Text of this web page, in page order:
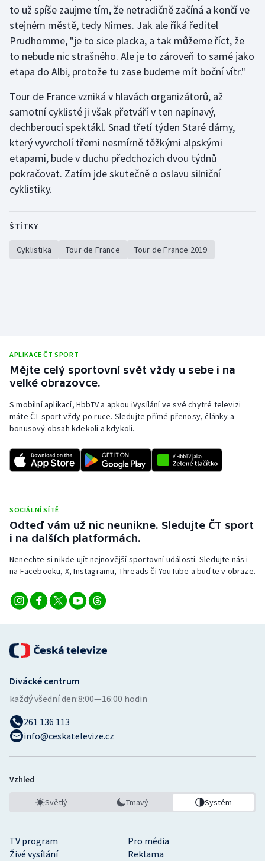
to už spíše zaujme tím, že netradičně začíná a končí ve
stejném městě, tedy Nimes. Jak ale říká ředitel
Prudhomme, "je to sice placka, a tak můžeme říct, že
to nebude nic strašného. Ale je to zároveň to samé jako
etapa do Albi, protože tu zase budeme mít boční vítr."
Tour de France vzniká v hlavách organizátorů, až
samotní cyklisté ji však přetváří v ten napínavý,
dechberoucí spektákl. Snad třetí týden Staré dámy,
který vyvrcholí třemi nesmírně těžkými alpskými
etapami, bude v duchu předchozích dvou týdnů
pokračovat. Zatím jde skutečně o oslavu silniční
cyklistiky.
ŠTÍTKY
Cyklistika Tour de France Tour de France 2019
APLIKACE ČT SPORT
Mějte celý sportovní svět vždy u sebe i na
velké obrazovce.
S mobilní aplikací, HbbTV a apkou iVysílání ve své chytré televizi
máte ČT sport vždy po ruce. Sledujte přímé přenosy, články a
bonusový obsah kdekoli a kdykoli.
SOCIÁLNÍ SÍTĚ
Odteď vám už nic neunikne. Sledujte ČT sport
i na dalších platformách.
Nenechte si nikde ujít nejnovější sportovní události. Sledujte nás i
na Facebooku, X, Instagramu, Threads či YouTube a buďte v obraze.
TV program
Pro média
Živé vysílání
Reklama
Divácké centrum
každý všední den:8:00—16:00 hodin
261 136 113
info@ceskatelevize.cz
Vzhled
Světlý Tmavý Systém